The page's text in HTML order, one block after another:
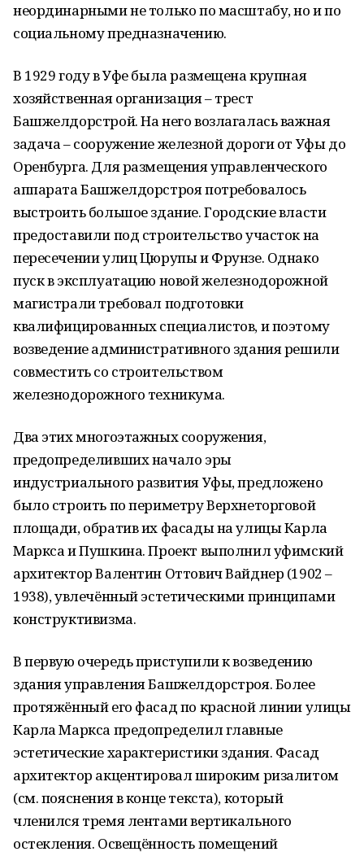
неординарными не только по масштабу, но и по
социальному предназначению.
В 1929 году в Уфе была размещена крупная
хозяйственная организация – трест
Башжелдорстрой. На него возлагалась важная
задача – сооружение железной дороги от Уфы до
Оренбурга. Для размещения управленческого
аппарата Башжелдорстроя потребовалось
выстроить большое здание. Городские власти
предоставили под строительство участок на
пересечении улиц Цюрупы и Фрунзе. Однако
пуск в эксплуатацию новой железнодорожной
магистрали требовал подготовки
квалифицированных специалистов, и поэтому
возведение административного здания решили
совместить со строительством
железнодорожного техникума.
Два этих многоэтажных сооружения,
предопределивших начало эры
индустриального развития Уфы, предложено
было строить по периметру Beрхнеторговой
площади, обратив их фасады на улицы Карла
Маркса и Пушкина. Проект выполнил уфимский
архитектор Валентин Оттович Вайднер (1902 –
1938), увлечённый эстетическими принципами
конструктивизма.
В первую очередь приступили к возведению
здания управления Башжелдорстроя. Более
протяжённый его фасад по красной линии улицы
Карла Маркса предопределил главные
эстетические характеристики здания. Фасад
архитектор акцентировал широким ризалитом
(см. пояснения в конце текста), который
членился тремя лентами вертикального
остекления. Освещённость помещений